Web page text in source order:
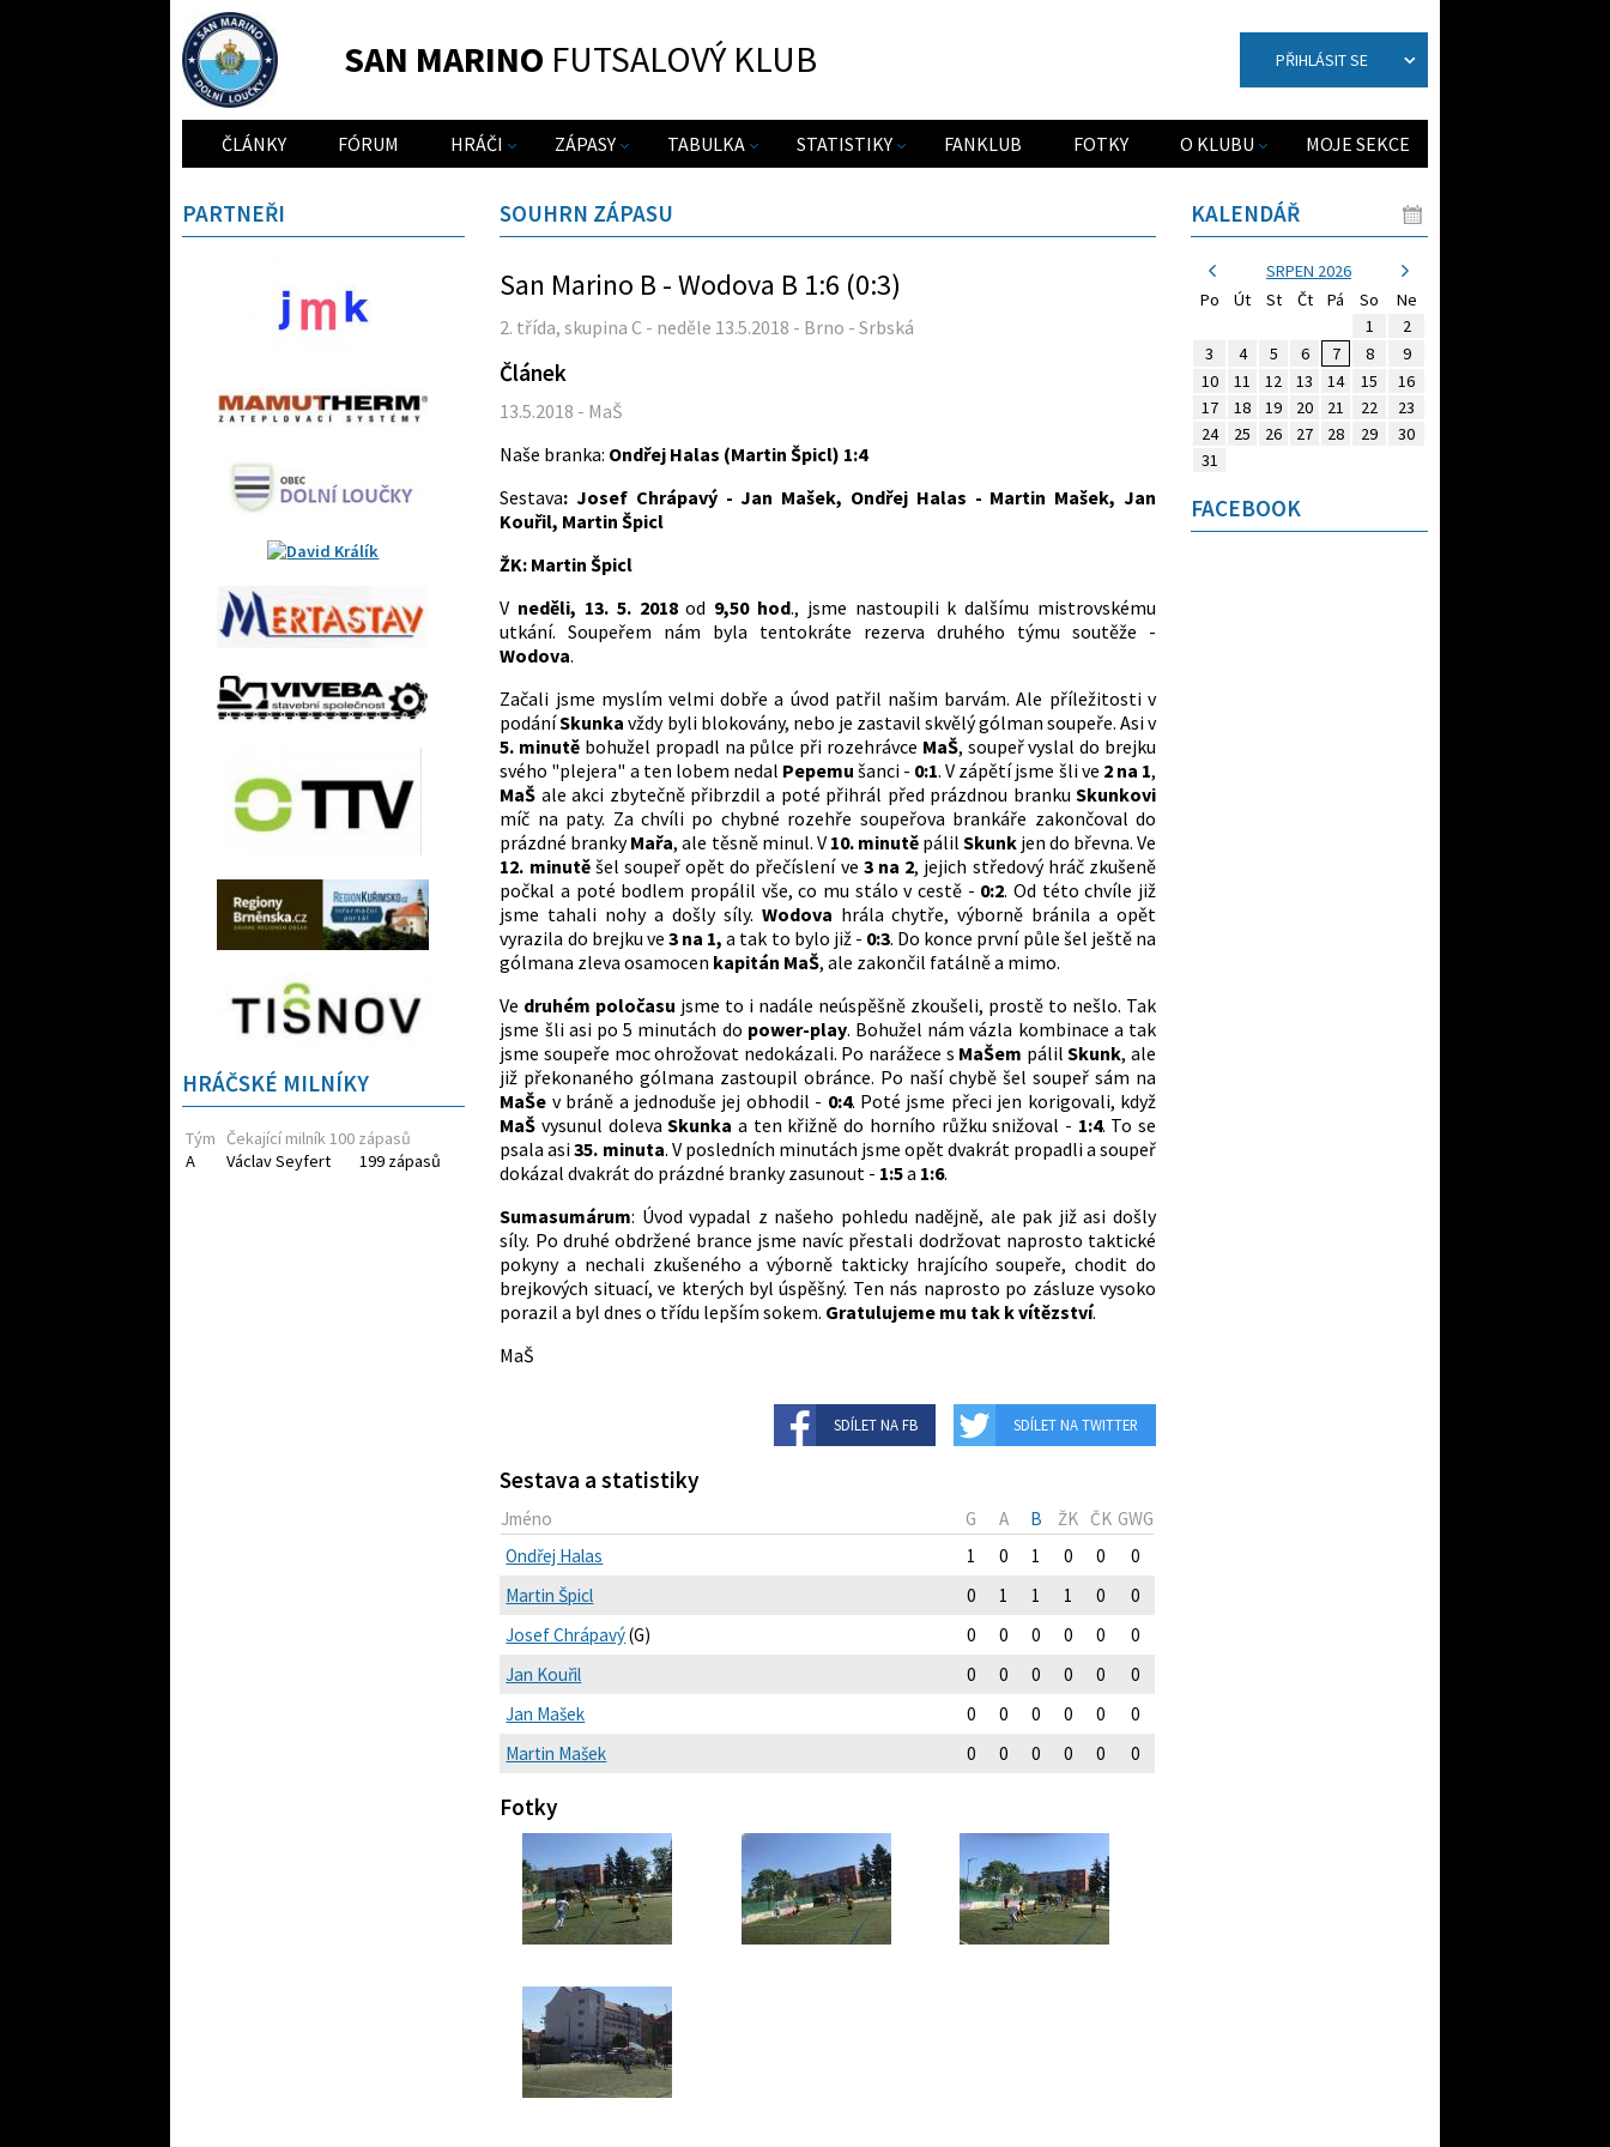
SAN MARINO FUTSALOVÝ KLUB PŘIHLÁSIT SE
ČLÁNKY FÓRUM HRÁČI ZÁPASY TABULKA STATISTIKY FANKLUB FOTKY O KLUBU MOJE SEKCE
SOUHRN ZÁPASU
San Marino B - Wodova B 1:6 (0:3)
2. třída, skupina C - neděle 13.5.2018 - Brno - Srbská
Článek
13.5.2018 - MaŠ
Naše branka: Ondřej Halas (Martin Špicl) 1:4
Sestava: Josef Chrápavý - Jan Mašek, Ondřej Halas - Martin Mašek, Jan
Kouřil, Martin Špicl
ŽK: Martin Špicl
V neděli, 13. 5. 2018od 9,50 hod., jsme nastoupili k dalšímu mistrovskému
utkání. Soupeřem nám byla tentokráte rezerva druhého týmu soutěže -
Wodova.
Začali jsme myslím velmi dobře a úvod patřil našim barvám. Ale příležitosti v
podáníSkunkavždy byli blokovány, nebo je zastavil skvělý gólman soupeře. Asi v
5. minutě bohužel propadl na půlce při rozehrávce MaŠ, soupeř vyslal do brejku
svého "plejera" a ten lobem nedal Pepemušanci - 0:1. V zápětí jsme šli ve 2 na 1,
MaŠ ale akci zbytečně přibrzdil a poté přihrál před prázdnou branku Skunkovi
míč na paty. Za chvíli po chybné rozehře soupeřova brankáře zakončoval do
prázdné brankyMařa, ale těsně minul. V 10. minutěpálil Skunk jen do břevna. Ve
12. minutě šel soupeř opět do přečíslení ve 3 na 2, jejich středový hráč zkušeně
počkal a poté bodlem propálil vše, co mu stálo v cestě - 0:2. Od této chvíle již
jsme tahali nohy a došly síly. Wodova hrála chytře, výborně bránila a opět
vyrazila do brejku ve 3 na 1,a tak to bylo již - 0:3. Do konce první půle šel ještě na
gólmana zleva osamocen kapitán MaŠ, ale zakončil fatálně a mimo.
Ve druhém poločasu jsme to i nadále neúspěšně zkoušeli, prostě to nešlo. Tak
jsme šli asi po 5 minutách do power-play. Bohužel nám vázla kombinace a tak
jsme soupeře moc ohrožovat nedokázali. Po narážece s MaŠem pálilSkunk, ale
již překonaného gólmana zastoupil obránce. Po naší chybě šel soupeř sám na
MaŠe v bráně a jednoduše jej obhodil - 0:4. Poté jsme přeci jen korigovali, když
MaŠvysunul dolevaSkunkaa ten křižně do horního růžku snižoval - 1:4. To se
psala asi35. minuta. V posledních minutách jsme opět dvakrát propadli a soupeř
dokázal dvakrát do prázdné branky zasunout - 1:5a 1:6.
Sumasumárum: Úvod vypadal z našeho pohledu nadějně, ale pak již asi došly
síly. Po druhé obdržené brance jsme navíc přestali dodržovat naprosto taktické
pokyny a nechali zkušeného a výborně takticky hrajícího soupeře, chodit do
brejkových situací, ve kterých byl úspěšný. Ten nás naprosto po zásluze vysoko
porazil a byl dnes o třídu lepším sokem. Gratulujeme mu tak k vítězství.
MaŠ
SDÍLET NA FB SDÍLET NA TWITTER
Sestava a statistiky
Jméno G A B ŽK ČK GWG
Ondřej Halas
1 0 1 0 0
0
Martin Špicl
0 1 1 1 0
0
Josef Chrápavý(G) 0 0 0 0 0
0
Jan Kouřil
0 0 0 0 0
0
Jan Mašek
0 0 0 0 0
0
Martin Mašek
0 0 0 0 0 0
Fotky
PARTNEŘI
HRÁČSKÉ MILNÍKY
Tým Čekající milník 100 zápasů
A
Václav Seyfert 199 zápasů
KALENDÁŘ
SRPEN 2026
Po
Út St Čt Pá So
Ne
1
2
3
4 5 6 7 8
9
10
11 12 13 14 15
16
17
18 19 20 21 22
23
24
25 26 27 28 29
30
31
FACEBOOK